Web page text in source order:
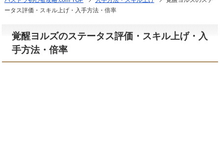
ータス評価・スキル上げ・入手方法・倍率
覚醒ヨルズのステータス評価・スキル上げ・入
手方法・倍率